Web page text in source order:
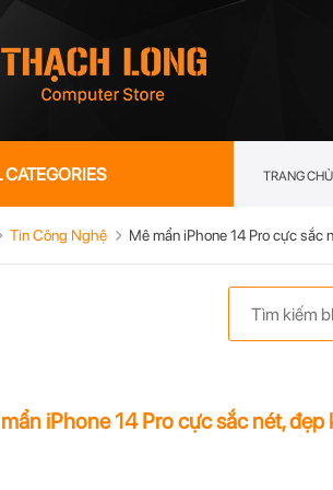
CATEGORIES TRANG CHỦ
Tin Công Nghệ Mê mẩn iPhone 14 Pro cực sắc
iPhone 14 Pro cực sắc nét,